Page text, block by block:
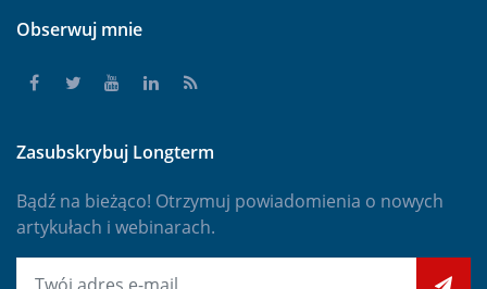
Obserwuj mnie
Zasubskrybuj Longterm
Bądź na bieżąco! Otrzymuj powiadomienia o nowych
artykułach i webinarach.